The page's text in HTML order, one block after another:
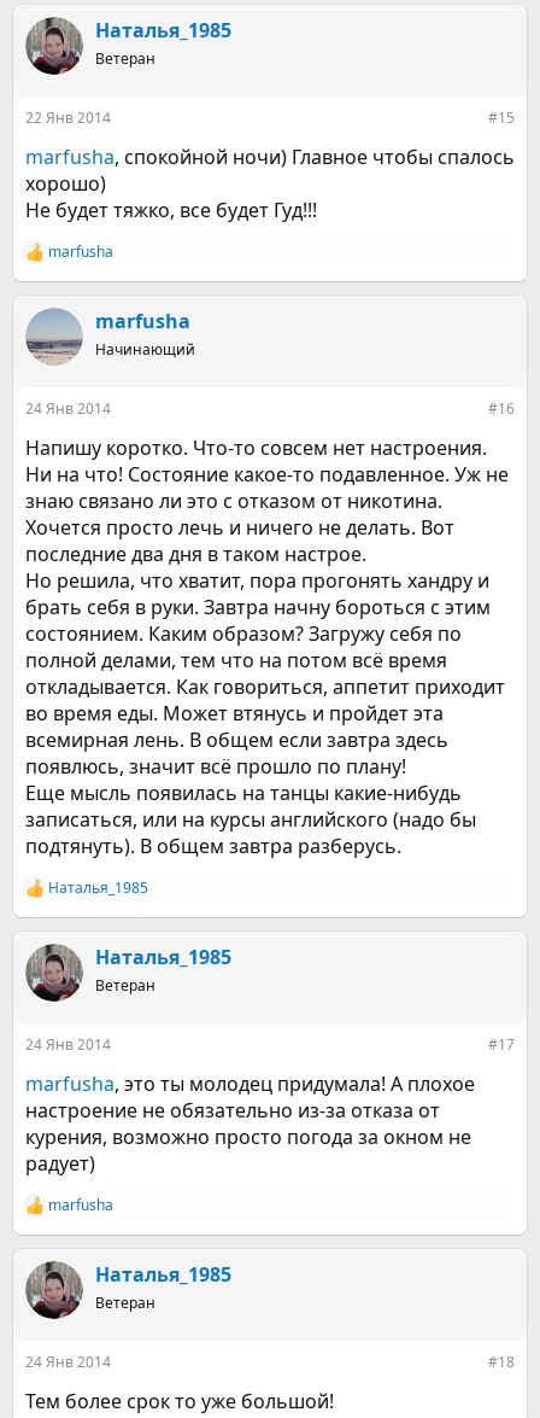
к
ц
и
Наталья_1985
Ветеран
22 Янв 2014 #15
marfusha, спокойной ночи) Главное чтобы спалось
хорошо)
Не будет тяжко, все будет Гуд!!!
Р
е
к
ц
и
marfusha
marfusha
Начинающий
24 Янв 2014 #16
Напишу коротко. Что-то совсем нет настроения.
Ни на что! Состояние какое-то подавленное. Уж не
знаю связано ли это с отказом от никотина.
Хочется просто лечь и ничего не делать. Вот
последние два дня в таком настрое.
Но решила, что хватит, пора прогонять хандру и
брать себя в руки. Завтра начну бороться с этим
состоянием. Каким образом? Загружу себя по
полной делами, тем что на потом всё время
откладывается. Как говориться, аппетит приходит
во время еды. Может втянусь и пройдет эта
всемирная лень. В общем если завтра здесь
появлюсь, значит всё прошло по плану!
Еще мысль появилась на танцы какие-нибудь
записаться, или на курсы английского (надо бы
подтянуть). В общем завтра разберусь.
Р
е
к
ц
и
Наталья_1985
Наталья_1985
Ветеран
24 Янв 2014 #17
marfusha, это ты молодец придумала! А плохое
настроение не обязательно из-за отказа от
курения, возможно просто погода за окном не
радует)
Р
е
к
ц
и
marfusha
Наталья_1985
Ветеран
24 Янв 2014 #18
Тем более срок то уже большой!